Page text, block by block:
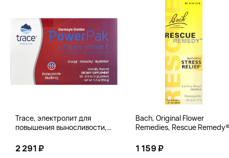
Trace, электролит для
повышения выносливости,
и черники, 30 пакетиков по 5 г
(0,18 унции)
2 291 ₽
Bach, Original Flower
Remedies, Rescue
снятия стресса, 10 мл
(0,35 жидк. унции)
1 159 ₽